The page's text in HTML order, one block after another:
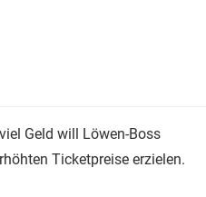
Geld will Löwen-Boss
Ticketpreise erzielen.